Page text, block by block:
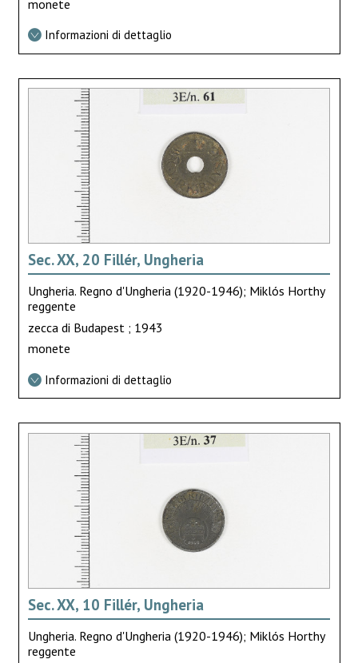
monete
Informazioni di dettaglio
Sec. XX, 20 Fillér, Ungheria
Ungheria. Regno d'Ungheria (1920-1946); Miklós Horthy
reggente
zecca di Budapest ; 1943
monete
Informazioni di dettaglio
Sec. XX, 10 Fillér, Ungheria
Ungheria. Regno d'Ungheria (1920-1946); Miklós Horthy
reggente